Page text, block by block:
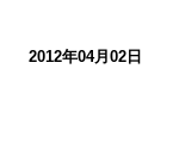
2012年04月02日